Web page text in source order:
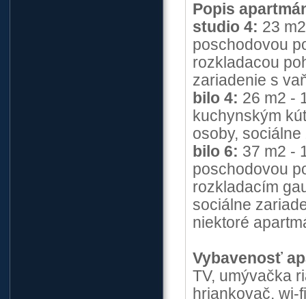
Popis
studio 4: 23
poschodovou
rozkladacou
zariadenie s
bilo 4: 26 m2 -
kuchynským
osoby,
bilo 6: 37 m2 -
poschodovou
rozkladacím
sociálne
niektoré
Vybavenosť
TV, umývačka
hriankovač, wi-